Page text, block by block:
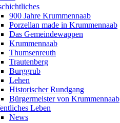
900 Jahre Krummennaab
Porzellan made in Krummennaab
Das Gemeindewappen
Krummennaab
Thumsenreuth
Trautenberg
Burggrub
Lehen
Historischer Rundgang
Bürgermeister von Krummennaab
Leben
News